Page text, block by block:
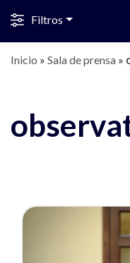
Filtros
Inicio » Sala de prensa »